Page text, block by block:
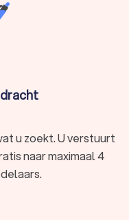
u zoekt. U verstuurt
naar maximaal 4